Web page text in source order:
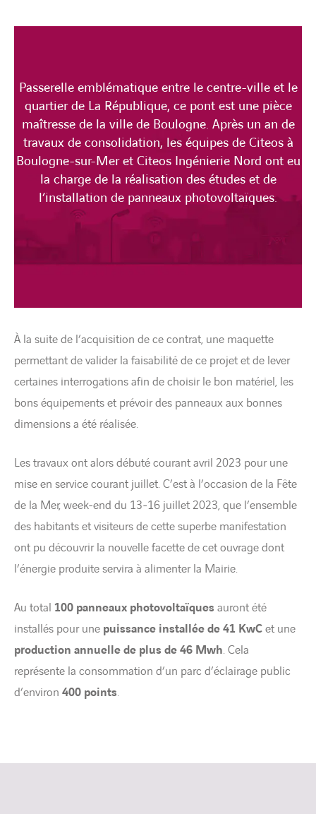
Passerelle emblématique entre le centre-ville et le
quartier de La République, ce pont est une pièce
maîtresse de la ville de Boulogne. Après un an de
travaux de consolidation, les équipes de Citeos à
Boulogne-sur-Mer et Citeos Ingénierie Nord ont eu
la charge de la réalisation des études et de
l’installation de panneaux photovoltaïques.
À la suite de l’acquisition de ce contrat, une maquette
permettant de valider la faisabilité de ce projet et de lever
certaines interrogations afin de choisir le bon matériel, les
bons équipements et prévoir des panneaux aux bonnes
dimensions a été réalisée.
Les travaux ont alors débuté courant avril 2023 pour une
mise en service courant juillet. C’est à l’occasion de la Fête
de la Mer, week-end du 13-16 juillet 2023, que l’ensemble
des habitants et visiteurs de cette superbe manifestation
ont pu découvrir la nouvelle facette de cet ouvrage dont
l’énergie produite servira à alimenter la Mairie.
Au total 100 panneaux photovoltaïques auront été
installés pour une puissance installée de 41 KwCet une
production annuelle de plus de 46 Mwh. Cela
représente la consommation d’un parc d’éclairage public
d’environ 400 points.